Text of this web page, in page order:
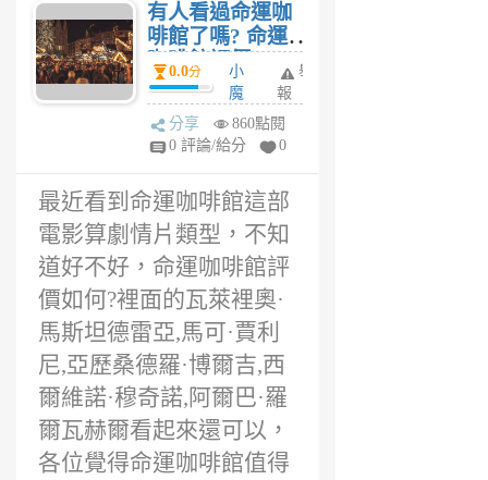
有人看過命運咖
啡館了嗎? 命運
咖啡館評價?
0.0分
小
魔
女
6
舉
報
分享
860點閱
0 評論/給分
0
最近看到命運咖啡館這部
電影算劇情片類型，不知
道好不好，命運咖啡館評
價如何?裡面的瓦萊裡奧·
馬斯坦德雷亞,馬可·賈利
尼,亞歷桑德羅·博爾吉,西
爾維諾·穆奇諾,阿爾巴·羅
爾瓦赫爾看起來還可以，
各位覺得命運咖啡館值得